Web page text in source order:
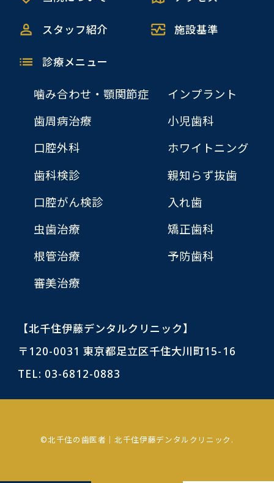
スタッフ紹介 施設基準
診療メニュー
噛み合わせ・顎関節症
歯周病治療
口腔外科
歯科検診
口腔がん検診
虫歯治療
根管治療
審美治療
インプラント
小児歯科
ホワイトニング
親知らず抜歯
入れ歯
矯正歯科
予防歯科
【北千住伊藤デンタルクリニック】
〒120-0031 東京都足立区千住大川町15-16
TEL: 03-6812-0883
©北千住の歯医者｜北千住伊藤デンタルクリニック.